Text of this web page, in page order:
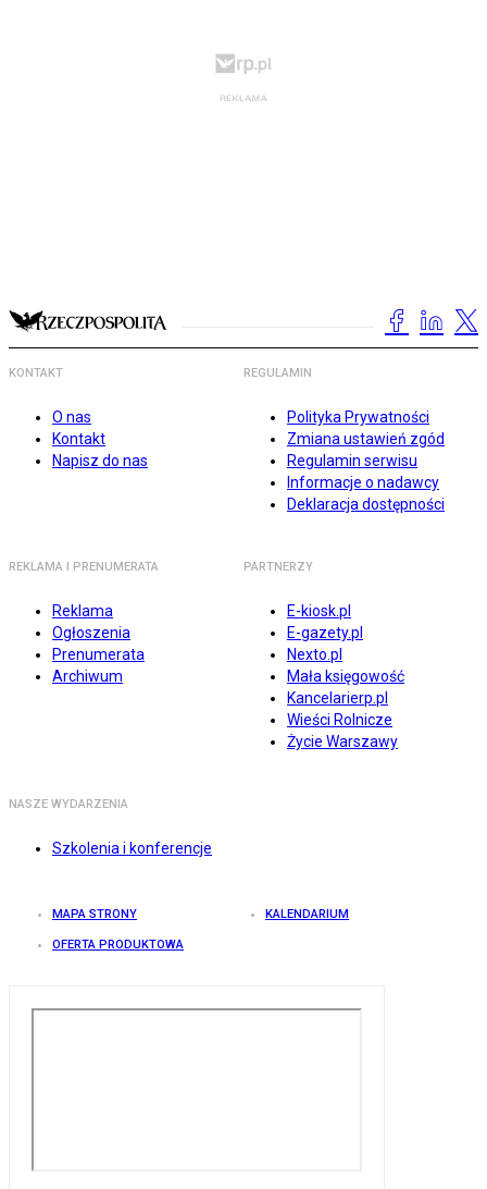
KONTAKT
O nas
Kontakt
Napisz do nas
REGULAMIN
Polityka Prywatności
Zmiana ustawień zgód
Regulamin serwisu
Informacje o nadawcy
Deklaracja dostępności
REKLAMA I PRENUMERATA
Reklama
Ogłoszenia
Prenumerata
Archiwum
PARTNERZY
E-kiosk.pl
E-gazety.pl
Nexto.pl
Mała księgowość
Kancelarierp.pl
Wieści Rolnicze
Życie Warszawy
NASZE WYDARZENIA
Szkolenia i konferencje
MAPA STRONY KALENDARIUM
OFERTA PRODUKTOWA